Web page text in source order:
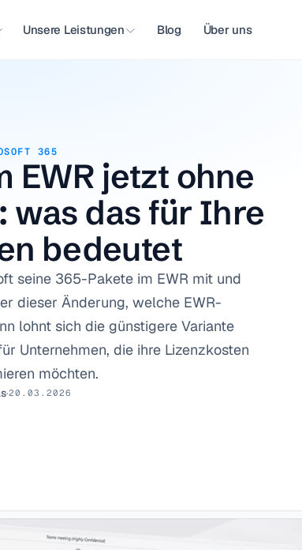
Unsere Leistungen Blog Über uns
365
EWR jetzt ohne
was das für Ihre
bedeutet
seine 365-Pakete im EWR mit und
dieser Änderung, welche EWR-
lohnt sich die günstigere Variante
Unternehmen, die ihre Lizenzkosten
möchten.
·20.03.2026